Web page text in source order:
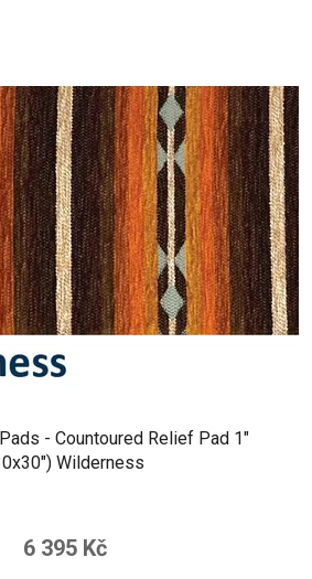
- Countoured Relief Pad 1"
Wilderness
6 395 Kč